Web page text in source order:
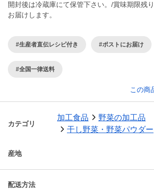
開封後は冷蔵庫にて保管下さい。/賞味期限残
お届けします。
#生産者直伝レシピ付き #ポストにお届け
#全国一律送料
この商
カテゴリ
加工食品
野菜の加工品
干し野菜・野菜パウダー
産地
配送方法